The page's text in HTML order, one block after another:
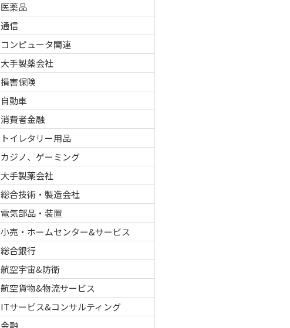
医薬品
通信
コンピュータ関連
大手製薬会社
損害保険
自動車
消費者金融
トイレタリー用品
カジノ、ゲーミング
大手製薬会社
総合技術・製造会社
電気部品・装置
小売・ホームセンター&サービス
総合銀行
航空宇宙&防衛
航空貨物&物流サービス
ITサービス&コンサルティング
金融